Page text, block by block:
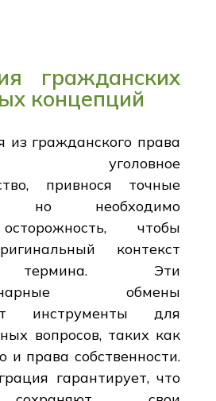
гражданских
концепций
из гражданского права
уголовное
привнося точные
но необходимо
чтобы
контекст
термина. Эти
обмены
инструменты для
вопросов, таких как
и права собственности.
гарантирует, что